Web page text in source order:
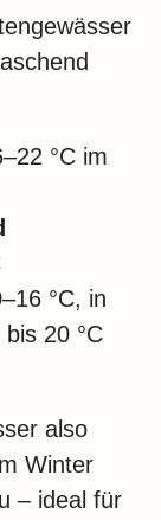
°C im
°C, in
20 °C
also
Winter
– ideal für